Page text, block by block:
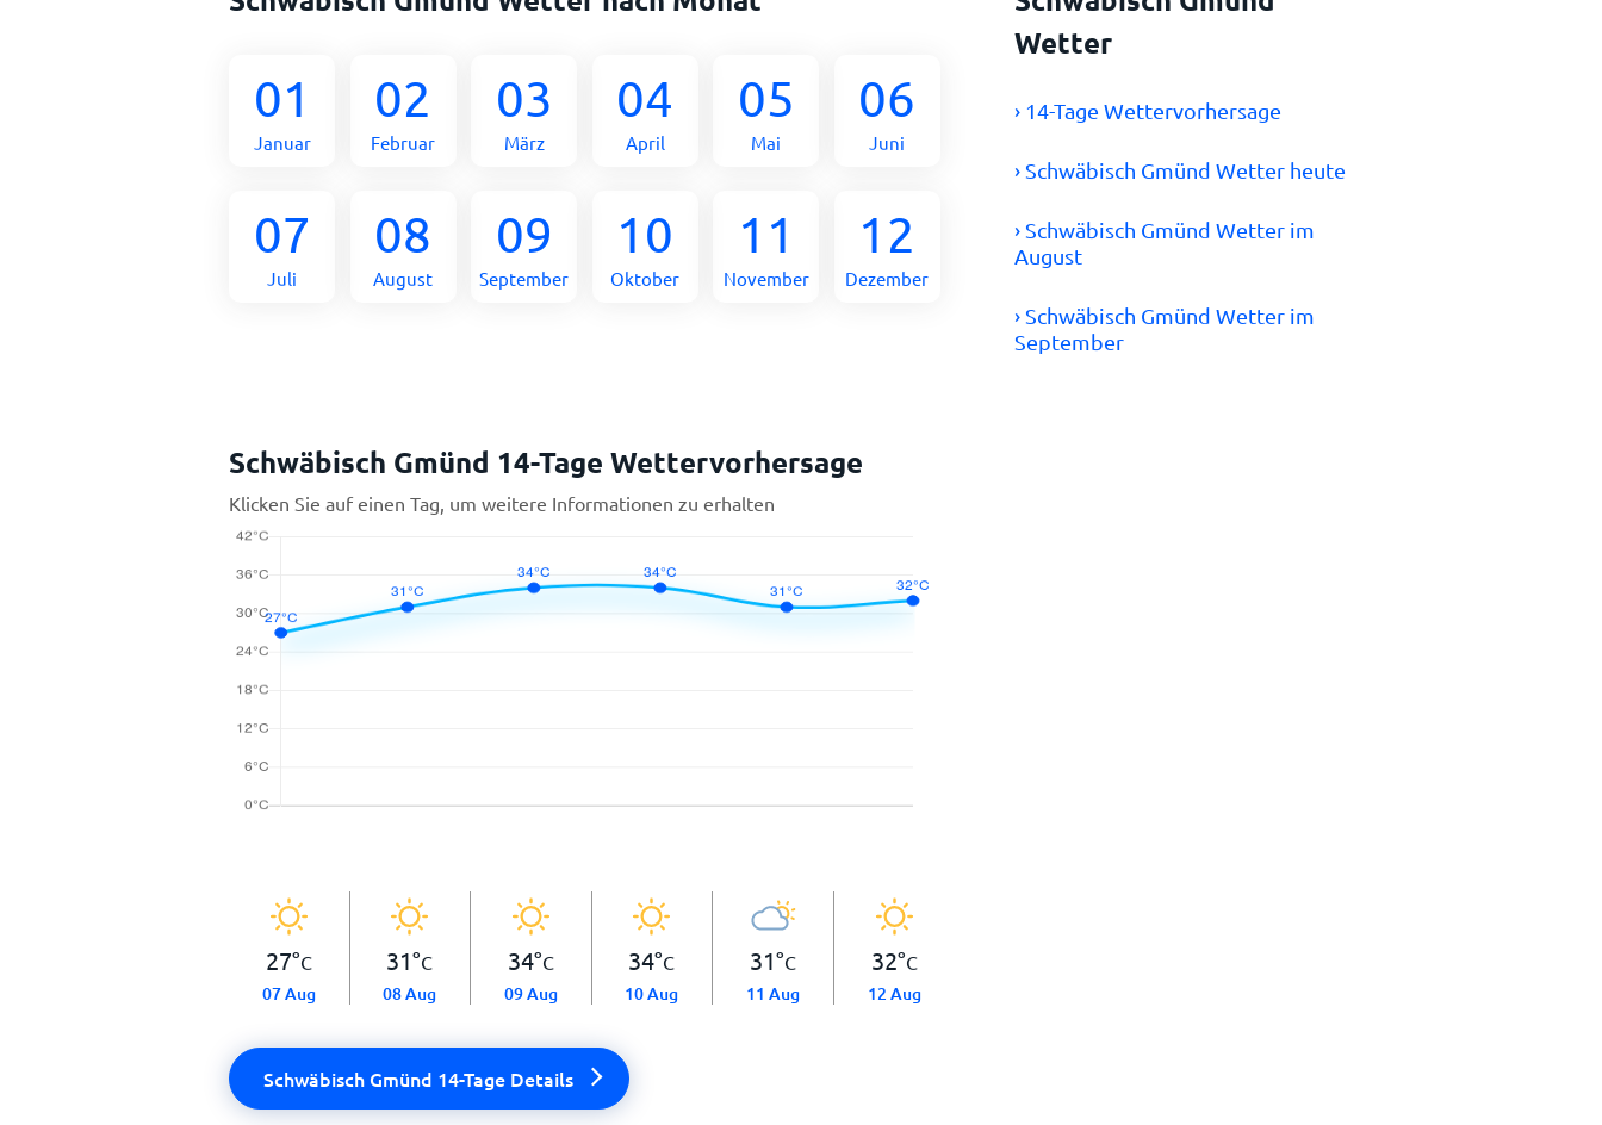
01
Januar
02
Februar
03
März
04
April
05
Mai
06
Juni
07
Juli
08
August
09
September
10
Oktober
11
November
12
Dezember
Wetter
› 14-Tage Wettervorhersage
› Schwäbisch Gmünd Wetter heute
› Schwäbisch Gmünd Wetter im
August
› Schwäbisch Gmünd Wetter im
September
Schwäbisch Gmünd 14-Tage Wettervorhersage
Klicken Sie auf einen Tag, um weitere Informationen zu erhalten
27°C
07 Aug
31°C
08 Aug
34°C
09 Aug
34°C
10 Aug
31°C
11 Aug
32°C
12 Aug
Schwäbisch Gmünd 14-Tage Details